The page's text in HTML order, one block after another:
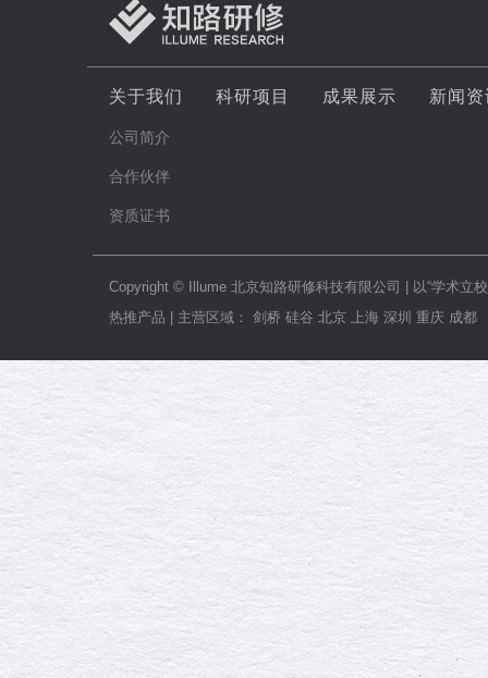
关于我们
公司简介
合作伙伴
资质证书
科研项目 成果展示 新闻
Copyright © Illume 北京知路研修科技有限公司 | 以“学术立
热推产品 | 主营区域： 剑桥 硅谷 北京 上海 深圳 重庆